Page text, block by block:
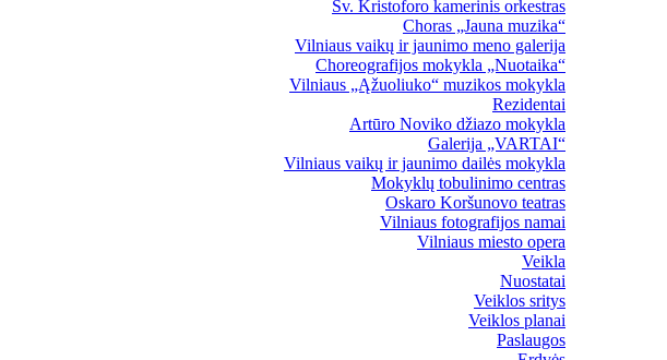
Šv. Kristoforo kamerinis orkestras
Choras „Jauna muzika“
Vilniaus vaikų ir jaunimo meno galerija
Choreografijos mokykla „Nuotaika“
Vilniaus „Ąžuoliuko“ muzikos mokykla
Rezidentai
Artūro Noviko džiazo mokykla
Galerija „VARTAI“
Vilniaus vaikų ir jaunimo dailės mokykla
Mokyklų tobulinimo centras
Oskaro Koršunovo teatras
Vilniaus fotografijos namai
Vilniaus miesto opera
Veikla
Nuostatai
Veiklos sritys
Veiklos planai
Paslaugos